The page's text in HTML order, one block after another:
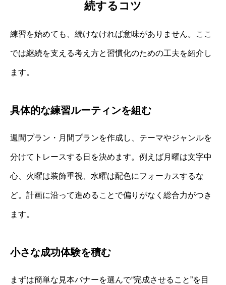
続するコツ
練習を始めても、続けなければ意味がありません。ここ
では継続を支える考え方と習慣化のための工夫を紹介し
ます。
具体的な練習ルーティンを組む
週間プラン・月間プランを作成し、テーマやジャンルを
分けてトレースする日を決めます。例えば月曜は文字中
心、火曜は装飾重視、水曜は配色にフォーカスするな
ど。計画に沿って進めることで偏りがなく総合力がつき
ます。
小さな成功体験を積む
まずは簡単な見本バナーを選んで“完成させること”を目